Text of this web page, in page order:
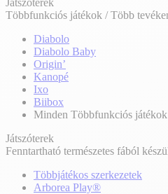
Játszóterek
Többfunkciós játékok / Több
Diabolo
Diabolo Baby
Origin’
Kanopé
Ixo
Biibox
Minden Többfunkciós
Játszóterek
Fenntartható természetes fából
Többjátékos szerkezetek
Arborea Play®